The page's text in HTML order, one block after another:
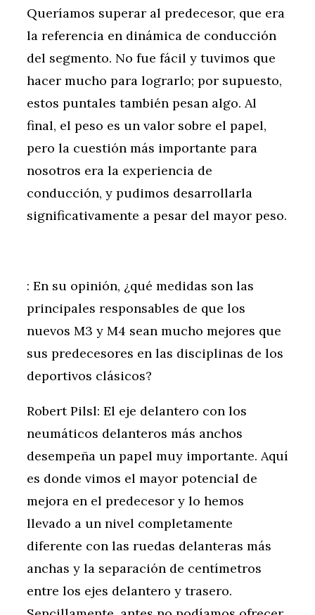
Queríamos superar al predecesor, que era
la referencia en dinámica de conducción
del segmento. No fue fácil y tuvimos que
hacer mucho para lograrlo; por supuesto,
estos puntales también pesan algo. Al
final, el peso es un valor sobre el papel,
pero la cuestión más importante para
nosotros era la experiencia de
conducción, y pudimos desarrollarla
significativamente a pesar del mayor peso.
: En su opinión, ¿qué medidas son las
principales responsables de que los
nuevos M3 y M4 sean mucho mejores que
sus predecesores en las disciplinas de los
deportivos clásicos?
Robert Pilsl: El eje delantero con los
neumáticos delanteros más anchos
desempeña un papel muy importante. Aquí
es donde vimos el mayor potencial de
mejora en el predecesor y lo hemos
llevado a un nivel completamente
diferente con las ruedas delanteras más
anchas y la separación de centímetros
entre los ejes delantero y trasero.